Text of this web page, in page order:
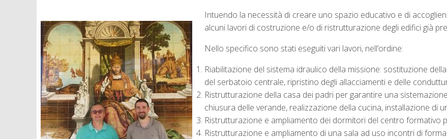
Intuendo la necessità di creare uno spazio educativo e di
alcuni lavori di costruzione e/o di ristrutturazione degli edifici già
Nello specifico sono stati eseguiti vari lavori, nell’ordine:
Riabilitazione del sistema idraulico della missione: sostituzione
del serbatoio centrale, ripristino degli allacciamenti e delle
Ristrutturazione della casa dei padri per garantire una
chiusura delle verande, realizzazione della cucina, installazione di
Ristrutturazione e ampliamento dei dormitori del centro formativo
Ristrutturazione e ampliamento di una sala ad uso incontri di